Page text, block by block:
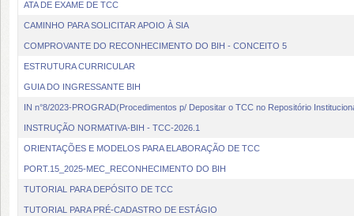
ATA DE EXAME DE TCC
CAMINHO PARA SOLICITAR APOIO À SIA
COMPROVANTE DO RECONHECIMENTO DO BIH - CONCEITO 5
ESTRUTURA CURRICULAR
GUIA DO INGRESSANTE BIH
IN n°8/2023-PROGRAD(Procedimentos p/ Depositar o TCC no Repositório
INSTRUÇÃO NORMATIVA-BIH - TCC-2026.1
ORIENTAÇÕES E MODELOS PARA ELABORAÇÃO DE TCC
PORT.15_2025-MEC_RECONHECIMENTO DO BIH
TUTORIAL PARA DEPÓSITO DE TCC
TUTORIAL PARA PRÉ-CADASTRO DE ESTÁGIO